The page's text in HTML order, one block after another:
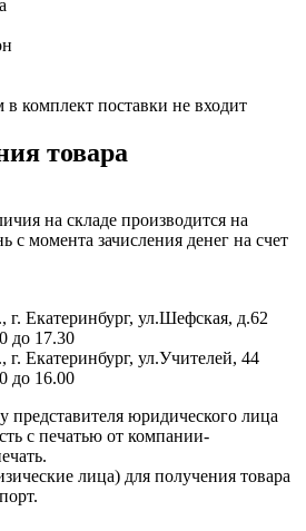
комплект поставки не входит
товара
на складе производится на
с момента зачисления денег на счет
г. Екатеринбург, ул.Шефская, д.62
до 17.30
г. Екатеринбург, ул.Учителей, 44
до 16.00
представителя юридического лица
с печатью от компании-
лица) для получения товара